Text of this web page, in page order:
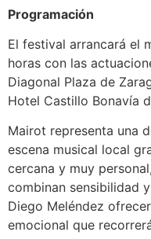
Programación
El festival arrancará el
horas con las
Diagonal Plaza de
Hotel Castillo Bonavía
Mairot representa una
escena musical local
cercana y muy
combinan sensibilidad
Diego Meléndez
emocional que